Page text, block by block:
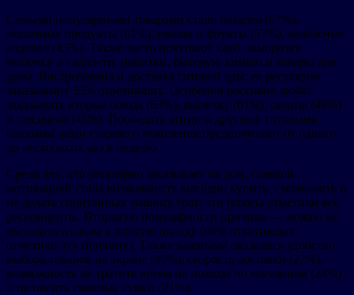
Самыми популярными товарами стали бакалея (67%),
молочные продукты (61%), овощи и фрукты (57%), колбасные
изделия (45%). Также часто покупают хлеб, заморозку,
выпечку и сладости, напитки, бытовую химию и товары для
дома. Востребована и доставка готовой еды: ее регулярно
заказывают 35% ответивших. Особенно россияне любят
заказывать вторые блюда (63%), выпечку (61%), салаты (49%)
и сэндвичи (45%). Пообедать этими и другими готовыми
блюдами люди старшего поколения предпочитают от одного
до нескольких раз в неделю.
Среди тех, кто регулярно заказывает на дом, главной
мотивацией стала возможность выгодно купить, сэкономить и
не делать спонтанных лишних трат: эти плюсы отметили все
респонденты. Вторая по популярности причина — можно не
выходить из дома в плохую погоду (66% ответивших
отметили эту причину). Также важными оказались удобство
выбора товаров на экране (39%), скорость доставки (27%),
возможность не тратить время на походы по магазинам (24%)
и не носить тяжелые сумки (21%).